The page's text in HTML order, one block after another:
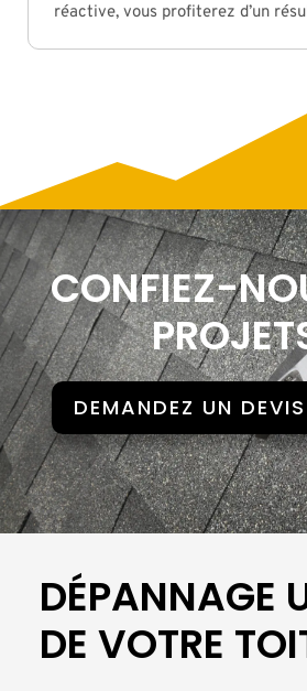
réactive, vous profiterez d’un
CONFIEZ-
DEMANDEZ UN
DÉPANNAGE
DE VOTRE